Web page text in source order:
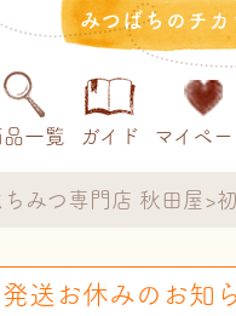
みつばちのチ
品一覧 ガイド マイペ
ちみつ専門店 秋田屋
送お休みのお知